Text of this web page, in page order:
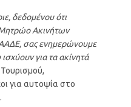
δεδομένου ότι
Ακινήτων
σας ενημερώνουμε
για τα ακίνητά
για αυτοψία στο